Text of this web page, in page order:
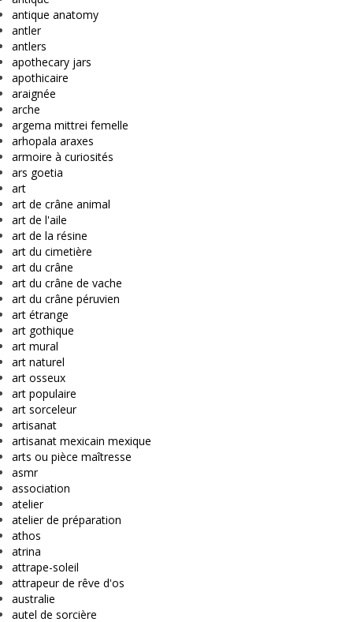
antique anatomy
antler
antlers
apothecary jars
apothicaire
araignée
arche
argema mittrei femelle
arhopala araxes
armoire à curiosités
ars goetia
art
art de crâne animal
art de l'aile
art de la résine
art du cimetière
art du crâne
art du crâne de vache
art du crâne péruvien
art étrange
art gothique
art mural
art naturel
art osseux
art populaire
art sorceleur
artisanat
artisanat mexicain mexique
arts ou pièce maîtresse
asmr
association
atelier
atelier de préparation
athos
atrina
attrape-soleil
attrapeur de rêve d'os
australie
autel de sorcière